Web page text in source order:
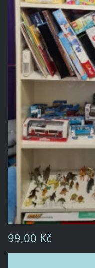
99,00 Kč